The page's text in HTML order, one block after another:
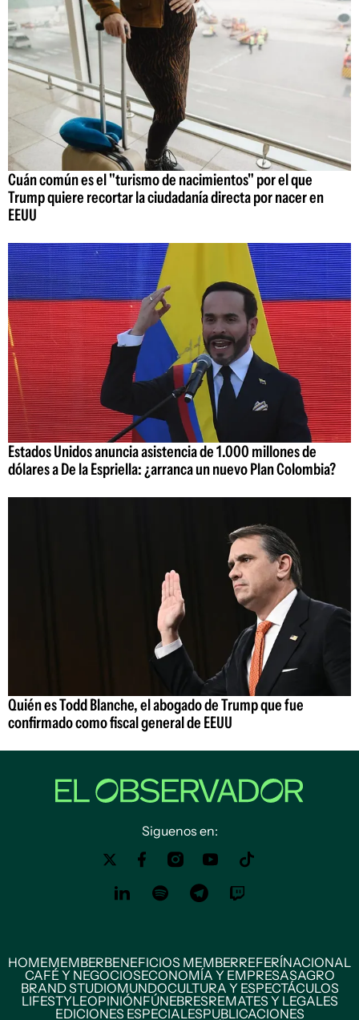
Cuán común es el "turismo de nacimientos" por el que
Trump quiere recortar la ciudadanía directa por nacer en
EEUU
Estados Unidos anuncia asistencia de 1.000 millones de
dólares a De la Espriella: ¿arranca un nuevo Plan Colombia?
Quién es Todd Blanche, el abogado de Trump que fue
confirmado como fiscal general de EEUU
Siguenos en:
HOMEMEMBERBENEFICIOS MEMBERREFERÍNACIONAL
CAFÉ Y NEGOCIOSECONOMÍA Y EMPRESASAGRO
BRAND STUDIOMUNDOCULTURA Y ESPECTÁCULOS
LIFESTYLEOPINIÓNFÚNEBRESREMATES Y LEGALES
EDICIONES ESPECIALESPUBLICACIONES